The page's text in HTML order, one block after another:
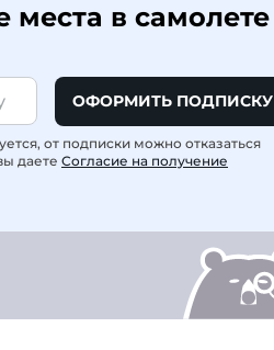
в самолете
ОФОРМИТЬ ПОДПИСКУ
от подписки можно отказаться
даете Согласие на получение